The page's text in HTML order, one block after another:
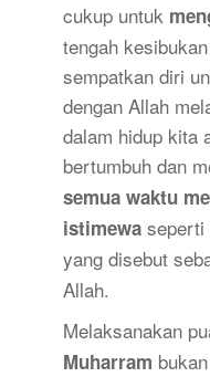
cukup untuk
tengah
sempatkan diri
dengan Allah
dalam hidup kita
bertumbuh dan
semua waktu
istimewaseperti
yang disebut
Allah.
Melaksanakan
Muharram